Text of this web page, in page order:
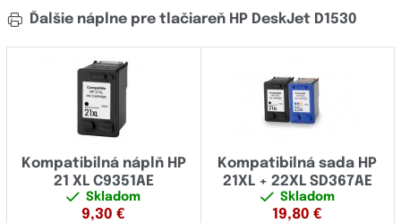
Ďalšie náplne pre tlačiareň HP DeskJet D1530
Kompatibilná náplň HP
21 XL C9351AE
Skladom
9,30 €
Kompatibilná sada HP
21XL + 22XL SD367AE
Skladom
19,80 €